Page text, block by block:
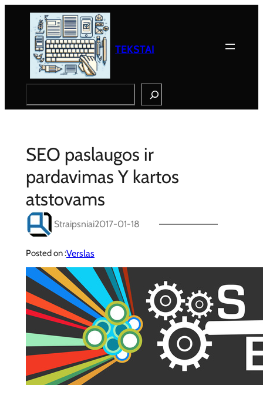
TEKSTAI
SEO paslaugos ir
pardavimas Y kartos
atstovams
Straipsniai2017-01-18
Posted on :Verslas